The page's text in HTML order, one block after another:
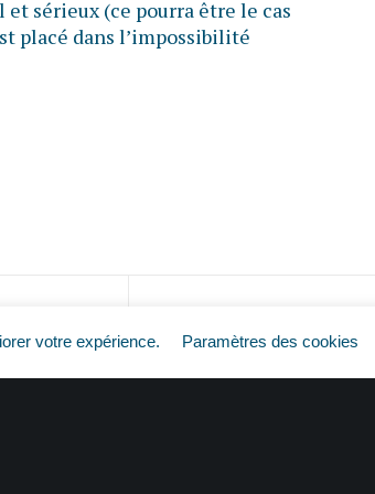
sérieux (ce pourra être le cas
placé dans l’impossibilité
votre expérience. Paramètres des cookies